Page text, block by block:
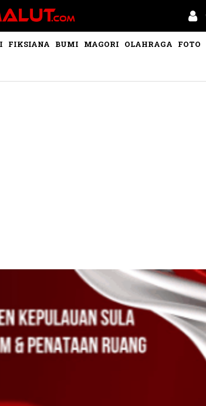
FIKSIANA BUMI MAGORI OLAHRAGA FOTO